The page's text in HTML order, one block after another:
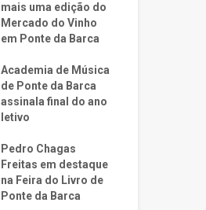
mais uma edição do
Mercado do Vinho
em Ponte da Barca
Academia de Música
de Ponte da Barca
assinala final do ano
letivo
Pedro Chagas
Freitas em destaque
na Feira do Livro de
Ponte da Barca